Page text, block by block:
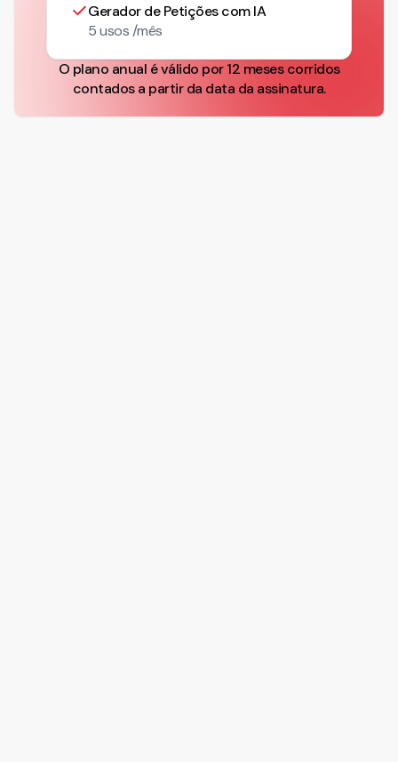
Gerador de Petições com IA
5 usos /mês
O plano anual é válido por 12 meses corridos
contados a partir da data da assinatura.